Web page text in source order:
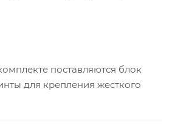
поставляются блок
для крепления жесткого